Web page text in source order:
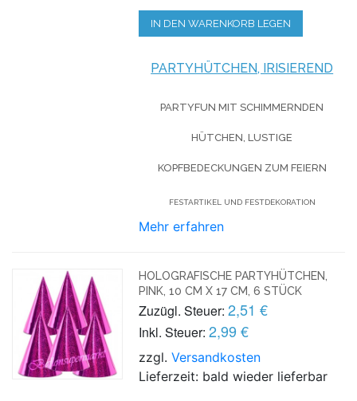
IN DEN WARENKORB LEGEN
PARTYHÜTCHEN, IRISIEREND
PARTYFUN MIT SCHIMMERNDEN
HÜTCHEN, LUSTIGE
KOPFBEDECKUNGEN ZUM FEIERN
FESTARTIKEL UND FESTDEKORATION
Mehr erfahren
HOLOGRAFISCHE PARTYHÜTCHEN,
PINK, 10 CM X 17 CM, 6 STÜCK
Zuzügl. Steuer: 2,51 €
Inkl. Steuer: 2,99 €
zzgl.Versandkosten
Lieferzeit: bald wieder lieferbar